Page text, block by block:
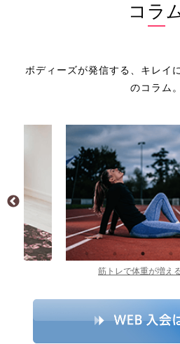
コラ
ボディーズが発信する、キレイ
のコラム。
筋トレを毎日やった結